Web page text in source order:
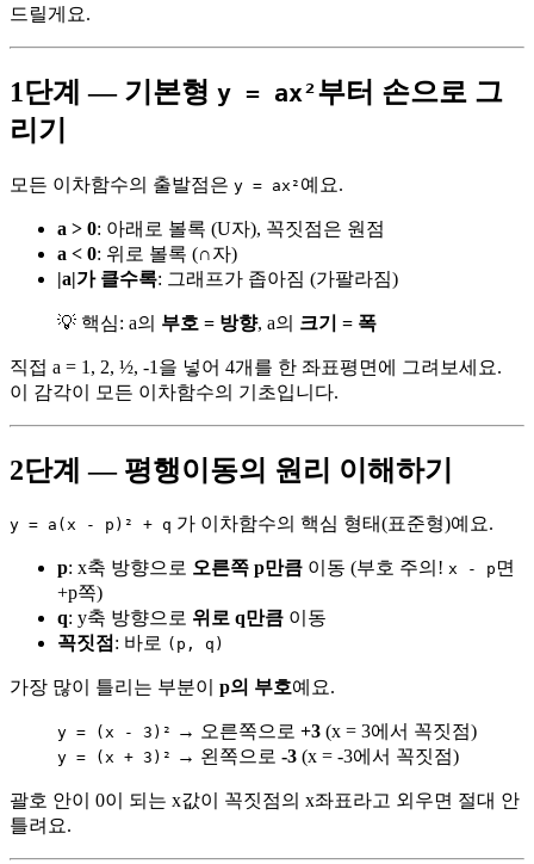
드릴게요.
1단계 — 기본형 y = ax²부터 손으로 그
리기
모든 이차함수의 출발점은 y = ax² 예요.
a > 0: 아래로 볼록 (U자), 꼭짓점은 원점
a < 0: 위로 볼록 (∩자)
|a|가 클수록: 그래프가 좁아짐 (가팔라짐)
💡 핵심: a의 부호 = 방향, a의 크기 = 폭
직접 a = 1, 2, ½, -1을 넣어 4개를 한 좌표평면에 그려보세요.
이 감각이 모든 이차함수의 기초입니다.
2단계 — 평행이동의 원리 이해하기
y = a(x - p)² + q 가 이차함수의 핵심 형태(표준형)예요.
p: x축 방향으로 오른쪽 p만큼 이동 (부호 주의! x - p 면
+p쪽)
q: y축 방향으로 위로 q만큼 이동
꼭짓점 : 바로 (p, q)
가장 많이 틀리는 부분이 p의 부호예요.
y = (x - 3)² → 오른쪽으로 +3 (x = 3에서 꼭짓점)
y = (x + 3)² → 왼쪽으로 -3 (x = -3에서 꼭짓점)
괄호 안이 0이 되는 x값이 꼭짓점의 x좌표라고 외우면 절대 안
틀려요.